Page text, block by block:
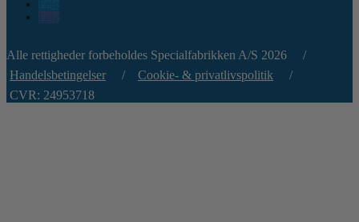
Følg
Alle rettigheder forbeholdes Specialfabrikken A/S 2026 /
Handelsbetingelser / Cookie- & privatlivspolitik /
CVR: 24953718